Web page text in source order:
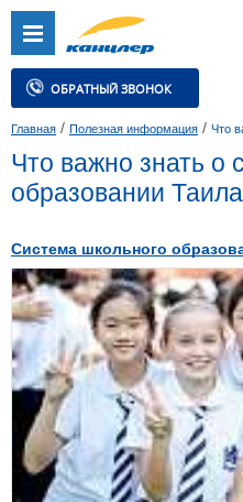
ОБРАТНЫЙ ЗВОНОК
Главная / Полезная информация / Что
Что важно знать о
образовании
Система школьного